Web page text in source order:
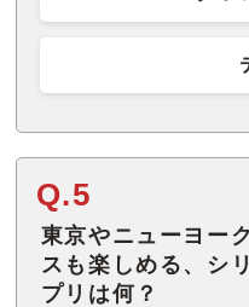
Q.5
東京やニューヨー
スも楽しめる、シ
プリは何？